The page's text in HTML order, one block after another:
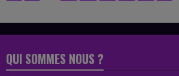
QUI SOMMES NOUS ?